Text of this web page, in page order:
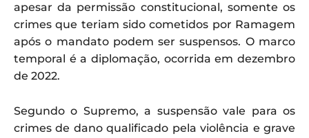
apesar da permissão constitucional, somente os
crimes que teriam sido cometidos por Ramagem
após o mandato podem ser suspensos. O marco
temporal é a diplomação, ocorrida em dezembro
de 2022.
Segundo o Supremo, a suspensão vale para os
crimes de dano qualificado pela violência e grave